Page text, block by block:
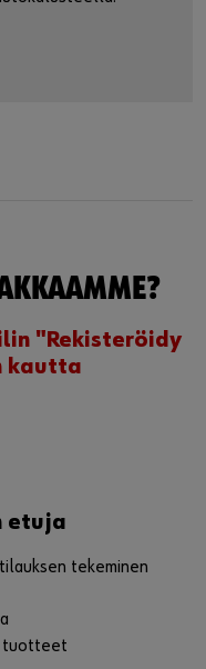
merkittävästi
"Rekisteröidy